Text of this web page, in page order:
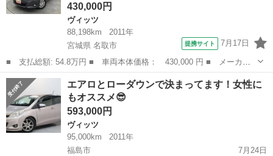
430,000円
ヴィッツ
88,198km
2011年
宮城県 名取市
提携サイト 7月17日
■ 支払総額: 54.8万円 ■ 車両本体価格： 430,000 円 ■ メーカー
名： トヨタ ■ 車種名： ヴィッツ ■ グレード名： Ｆ ＥＴ
Ｃ ワンオーナー ■ 排気量： 1000cc ■ ドア枚数： 5D ■ ミ
ッ...
宮城 名取市 ヴィッツ
エアロとローダウンで決まってます！女性に
もオススメ😎
593,000円
ヴィッツ
95,000km
2011年
福島市
7月24日